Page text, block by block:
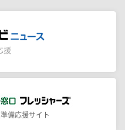
備応援サイト